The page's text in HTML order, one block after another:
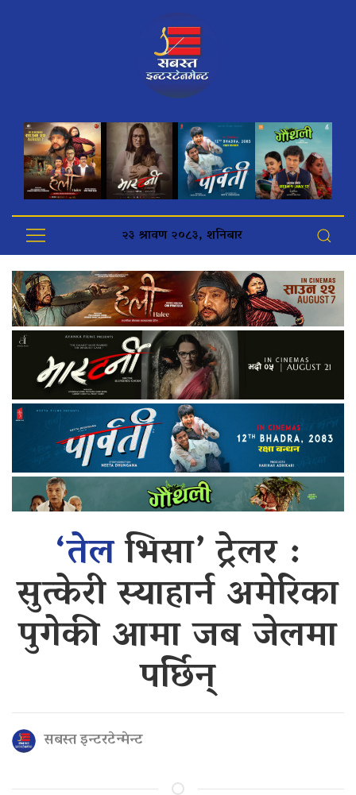
२३ श्रावण २०८३, शनिबार
‘तेलभिसा’ ट्रेलर :
सुत्केरी स्याहार्न अमेरिका
पुगेकी आमा जब जेलमा
पर्छिन्
सबस्त इन्टरटेन्मेन्ट